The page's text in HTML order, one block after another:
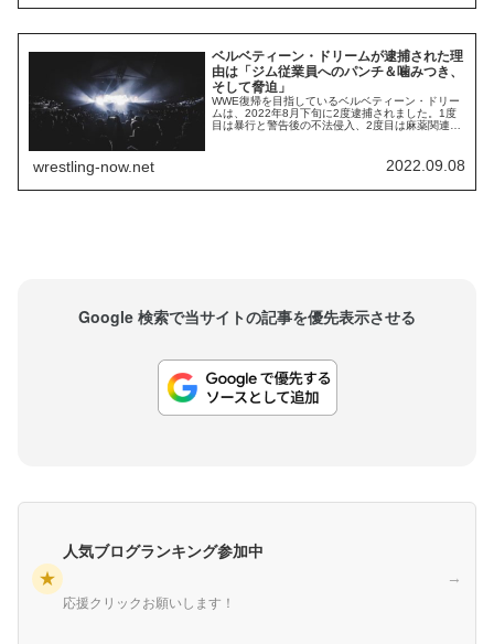
ベルベティーン・ドリームが逮捕された理
由は「ジム従業員へのパンチ＆噛みつき、
そして脅迫」
WWE復帰を目指しているベルベティーン・ドリー
ムは、2022年8月下旬に2度逮捕されました。1度
目は暴行と警告後の不法侵入、2度目は麻薬関連器
捕の詳細を報じています。どうやら、ドリームは
ジムの従業員と揉め事を起こしてパンチし、噛み
wrestling-now.net 2022.09.08
Google 検索で当サイトの記事を優先表示させる
★
人気ブログランキング参加中
応援クリックお願いします！
→